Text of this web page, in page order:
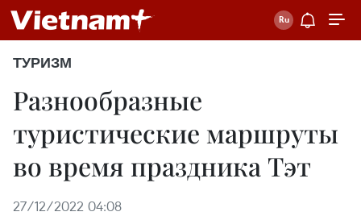
ТУРИЗМ
Разнообразные
туристические маршруты
во время праздника Тэт
27/12/2022 04:08